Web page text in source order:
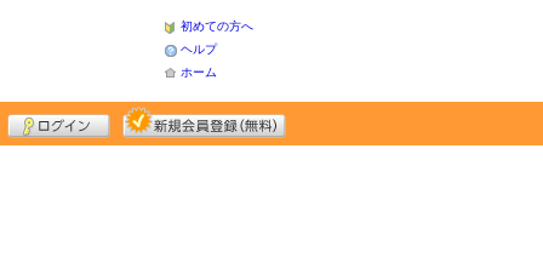
初めての方へ
ヘルプ
ホーム